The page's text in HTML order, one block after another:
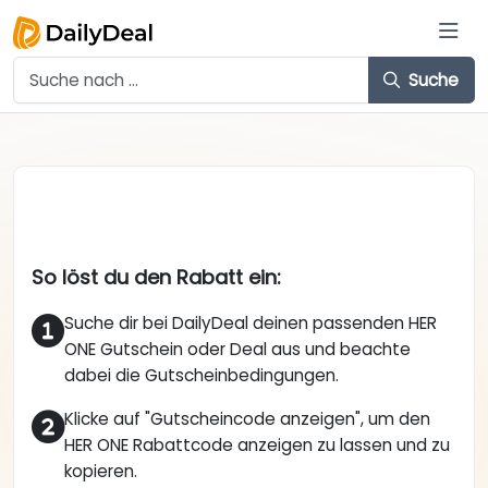
Suche
So löst du den Rabatt ein:
Suche dir bei DailyDeal deinen passenden HER
ONE Gutschein oder Deal aus und beachte
dabei die Gutscheinbedingungen.
Klicke auf "Gutscheincode anzeigen", um den
HER ONE Rabattcode anzeigen zu lassen und zu
kopieren.